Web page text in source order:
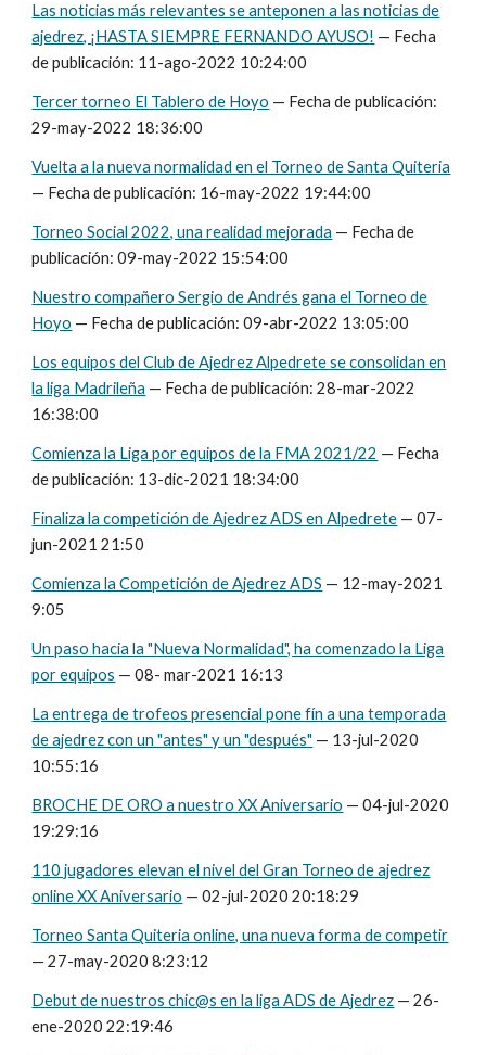
Las noticias más relevantes se anteponen a las noticias de
ajedrez, ¡HASTA SIEMPRE FERNANDO AYUSO! — Fecha
de publicación: 11-ago-2022 10:24:00
Tercer torneo El Tablero de Hoyo — Fecha de publicación:
29-may-2022 18:36:00
Vuelta a la nueva normalidad en el Torneo de Santa Quiteria
— Fecha de publicación: 16-may-2022 19:44:00
Torneo Social 2022, una realidad mejorada — Fecha de
publicación: 09-may-2022 15:54:00
Nuestro compañero Sergio de Andrés gana el Torneo de
Hoyo — Fecha de publicación: 09-abr-2022 13:05:00
Los equipos del Club de Ajedrez Alpedrete se consolidan en
la liga Madrileña — Fecha de publicación:28-mar-2022
16:38:00
Comienza la Liga por equipos de la FMA 2021/22 — Fecha
de publicación: 13-dic-2021 18:34:00
Finaliza la competición de Ajedrez ADS en Alpedrete —07-
jun-2021 21:50
Comienza la Competición de Ajedrez ADS — 12-may-2021
9:05
Un paso hacia la "Nueva Normalidad", ha comenzado la Liga
por equipos — 08- mar-2021 16:13
La entrega de trofeos presencial pone fín a una temporada
de ajedrez con un "antes" y un "después" — 13-jul-2020
10:55:16
BROCHE DE ORO a nuestro XX Aniversario — 04-jul-2020
19:29:16
110 jugadores elevan el nivel del Gran Torneo de ajedrez
online XX Aniversario — 02-jul-2020 20:18:29
Torneo Santa Quiteria online, una nueva forma de competir
— 27-may-2020 8:23:12
Debut de nuestros chic@s en la liga ADS de Ajedrez — 26-
ene-2020 22:19:46